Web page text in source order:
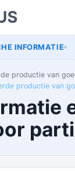
INFORMATIE▾
productie van
productie van